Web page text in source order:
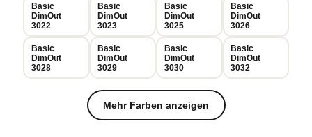
Basic
DimOut
3022
Basic
DimOut
3023
Basic
DimOut
3025
Basic
DimOut
3026
Basic
DimOut
3028
Basic
DimOut
3029
Basic
DimOut
3030
Basic
DimOut
3032
Mehr Farben anzeigen